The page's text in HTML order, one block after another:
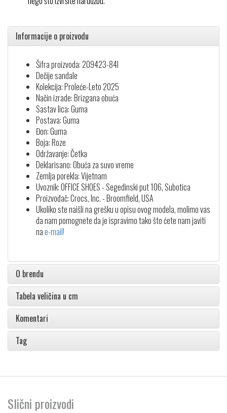
Informacije o proizvodu
Šifra proizvoda: 209423-84I
Dečije sandale
Kolekcija: Proleće-Leto 2025
Način izrade: Brizgana obuća
Sastav lica: Guma
Postava: Guma
Đon: Guma
Boja: Roze
Održavanje: Četka
Deklarisano: Obuća za suvo vreme
Zemlja porekla: Vijetnam
Uvoznik: OFFICE SHOES - Segedinski put 106, Subotica
Proizvođač: Crocs, Inc. - Broomfield, USA
Ukoliko ste naišli na grešku u opisu ovog modela, molimo vas
da nam pomognete da je ispravimo tako što ćete nam javiti
nae-mail!
O brendu
Tabela veličina u cm
Komentari
Tag
Slični proizvodi